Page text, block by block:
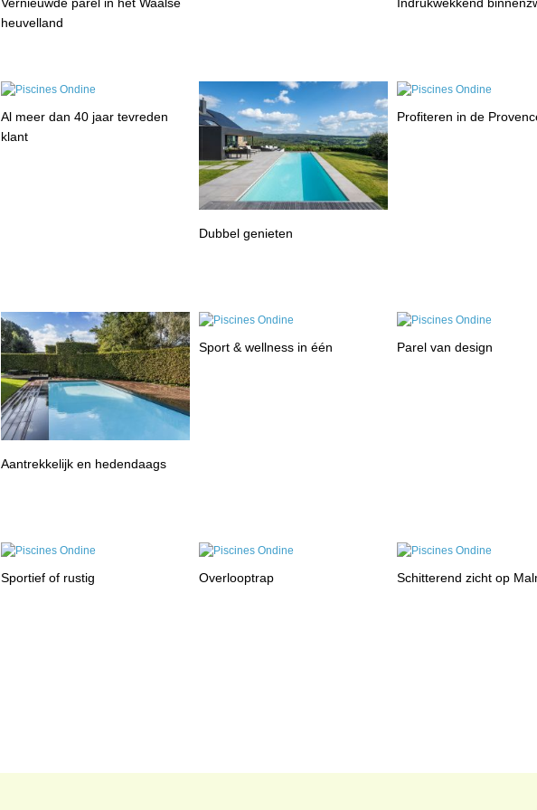
heuvelland
Al meer dan 40 jaar tevreden
klant
Dubbel genieten
Profiteren in de
Aantrekkelijk en hedendaags
Sport & wellness in één Parel van design
Sportief of rustig Overlooptrap Schitterend zicht op